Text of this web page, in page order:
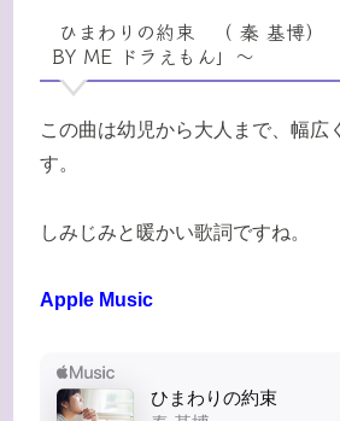
ひまわりの約束 （ 秦 基博）
BY ME ドラえもん」〜
この曲は幼児から大人まで、幅広
す。
しみじみと暖かい歌詞ですね。
Apple Music